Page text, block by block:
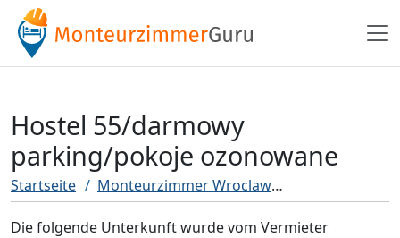
Hostel 55/darmowy
parking/pokoje ozonowane
Startseite Monteurzimmer Wroclaw
Die folgende Unterkunft wurde vom Vermieter